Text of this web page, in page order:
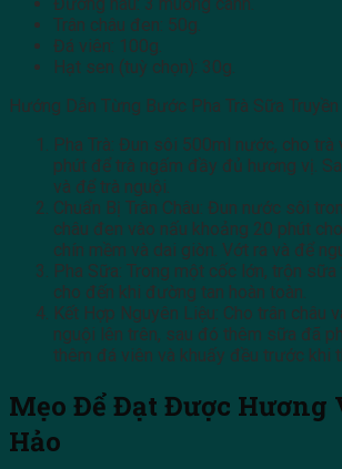
Trân châu đen: 50g.
Đá viên: 100g.
Hạt sen (tuỳ chọn): 30g.
Hướng Dẫn Từng Bước Pha Trà Sữa Truyền
Pha Trà: Đun sôi 500ml nước, cho
phút để trà ngấm đầy đủ hương vị.
và để trà nguội.
Chuẩn Bị Trân Châu: Đun nước sôi
châu đen vào nấu khoảng 20 phút
chín mềm và dai giòn. Vớt ra và để
Pha Sữa: Trong một cốc lớn, trộn
cho đến khi đường tan hoàn toàn.
Kết Hợp Nguyên Liệu: Cho trân châu
nguội lên trên, sau đó thêm sữa đã
thêm đá viên và khuấy đều trước khi
Mẹo Để Đạt Được Hương
Hảo